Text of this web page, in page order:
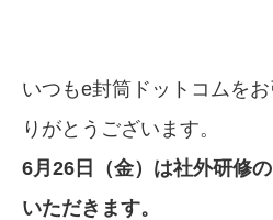
いつもe封筒ドットコムを
りがとうございます。
6月26日（金）は社外研修
いただきます。